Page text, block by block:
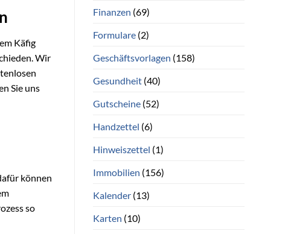
Käfig
Wir
Sie uns
können
so
Finanzen (69)
Formulare(2)
Geschäftsvorlagen (158)
Gesundheit(40)
Gutscheine(52)
Handzettel (6)
Hinweiszettel (1)
Immobilien (156)
Kalender(13)
Karten (10)